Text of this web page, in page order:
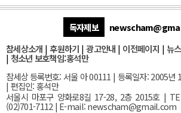
독자제보
참세상소개 | 후원하기 |광고안내 | 이전페이지 | 뉴
| 청소년 보호책임:홍석만
참세상 등록번호: 서울 아 00111 | 등록일자: 2005년
| 편집인: 홍석만
서울시 마포구 양화로8길 17-28, 2층 2015호|
(02)701-7112 | E-mail:newscham@gmail.com